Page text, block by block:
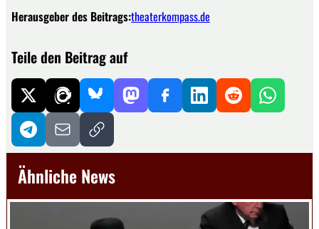
Herausgeber des Beitrags:theaterkompass.de
Teile den Beitrag auf
Ähnliche News